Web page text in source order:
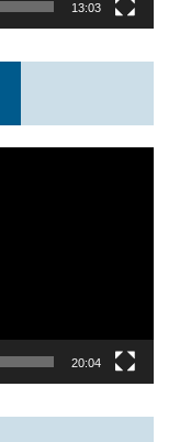
13:03
20:04